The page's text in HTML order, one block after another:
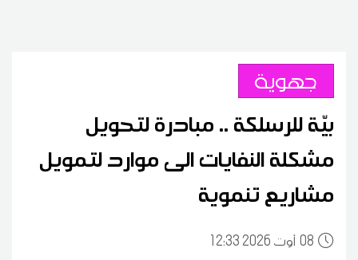
جهوية
بيّة للرسلكة .. مبادرة لتحويل
مشكلة النفايات الى موارد لتمويل
مشاريع تنموية
0812:33 2026 أوت